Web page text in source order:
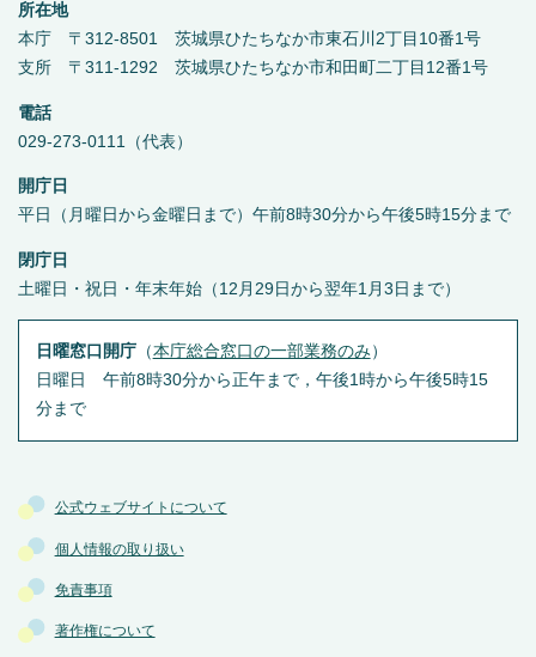
公式ウェブサイトについて
個人情報の取り扱い
免責事項
著作権について
所在地
本庁 〒312-8501 茨城県ひたちなか市東石川2丁目10番1号
支所 〒311-1292 茨城県ひたちなか市和田町二丁目12番1号
電話
029-273-0111（代表）
開庁日
平日（月曜日から金曜日まで）午前8時30分から午後5時15分まで
閉庁日
土曜日・祝日・年末年始（12月29日から翌年1月3日まで）
日曜窓口開庁（本庁総合窓口の一部業務のみ ）
日曜日 午前8時30分から正午まで，午後1時から午後5時15
分まで